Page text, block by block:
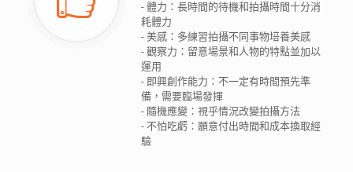
- 體力：長時間的待機和拍攝時間十分消
耗體力
- 美感：多練習拍攝不同事物培養美感
- 觀察力：留意場景和人物的特點並加以
運用
- 即興創作能力：不一定有時間預先準
備，需要臨場發揮
- 隨機應變：視乎情況改變拍攝方法
- 不怕吃虧：願意付出時間和成本換取經
驗